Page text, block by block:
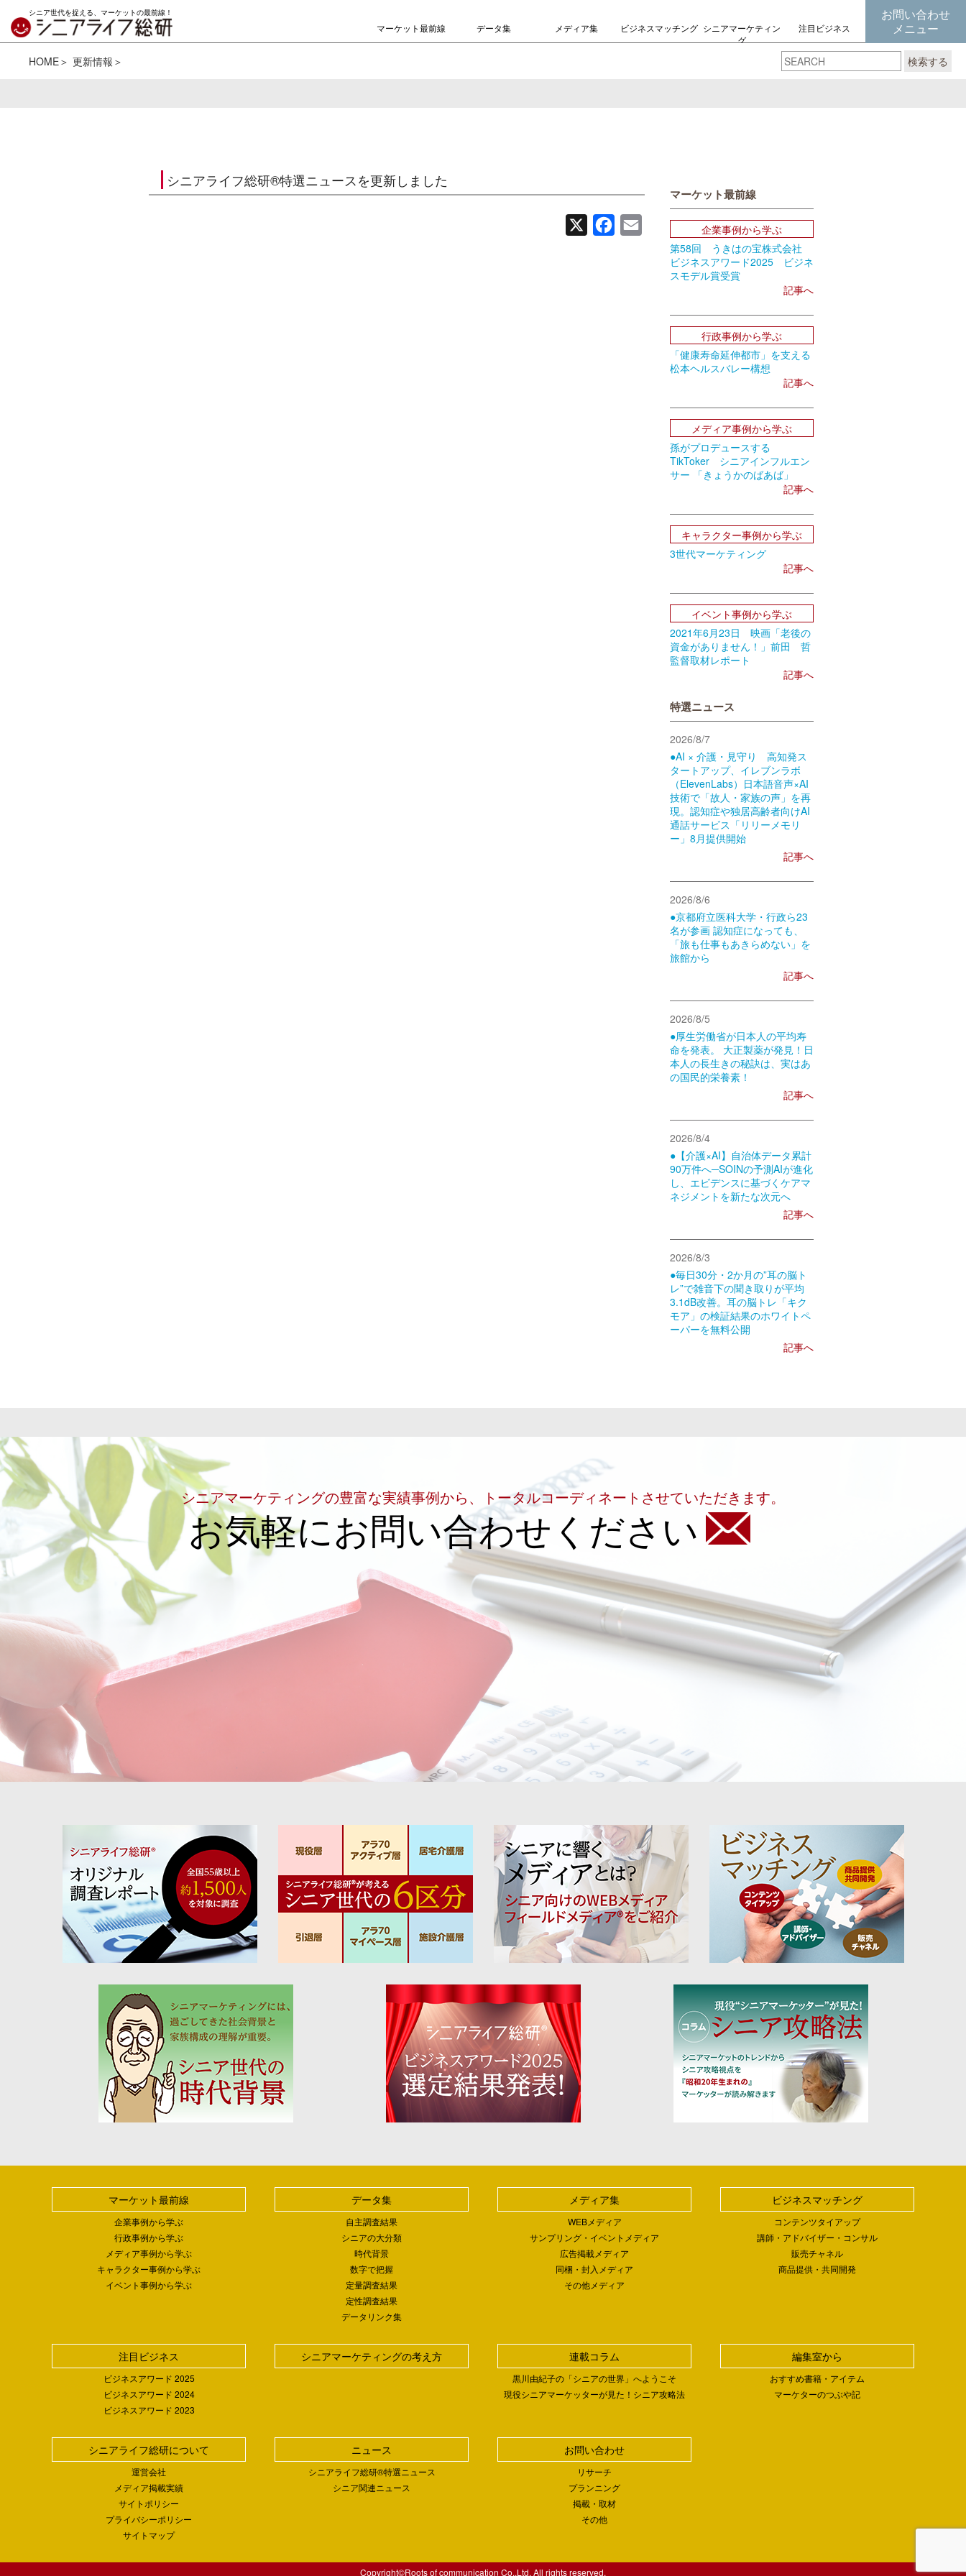
シニア世代を捉える、マーケットの最前線！
マーケット最前線 データ集 メディア集 ビジネスマッチング シニアマーケティン
グ
注目ビジネス
お問い合わせ
メニュー
HOME 更新情報 検索する
シニアライフ総研®特選ニュースを更新しました
FacebookEmail
マーケット最前線
企業事例から学ぶ
第58回 うきはの宝株式会社
ビジネスアワード2025 ビジネ
スモデル賞受賞
記事へ
行政事例から学ぶ
「健康寿命延伸都市」を支える
松本ヘルスバレー構想
記事へ
メディア事例から学ぶ
孫がプロデュースする
TikToker シニアインフルエン
サー 「きょうかのばあば」
記事へ
キャラクター事例から学ぶ
3世代マーケティング
記事へ
イベント事例から学ぶ
2021年6月23日 映画「老後の
資金がありません！」前田 哲
監督取材レポート
記事へ
特選ニュース
2026/8/7
●AI × 介護・見守り 高知発ス
タートアップ、イレブンラボ
（ElevenLabs）日本語音声×AI
技術で「故人・家族の声」を再
現。認知症や独居高齢者向けAI
通話サービス「リリーメモリ
ー」8月提供開始
記事へ
2026/8/6
●京都府立医科大学・行政ら23
名が参画 認知症になっても、
「旅も仕事もあきらめない」を
旅館から
記事へ
2026/8/5
●厚生労働省が日本人の平均寿
命を発表。 大正製薬が発見！日
本人の長生きの秘訣は、実はあ
の国民的栄養素！
記事へ
2026/8/4
●【介護×AI】自治体データ累計
90万件へ─SOINの予測AIが進化
し、エビデンスに基づくケアマ
ネジメントを新たな次元へ
記事へ
2026/8/3
●毎日30分・2か月の”耳の脳ト
レ”で雑音下の聞き取りが平均
3.1dB改善。耳の脳トレ「キク
モア」の検証結果のホワイトペ
ーパーを無料公開
記事へ
シニアマーケティングの豊富な実績事例から、トータルコーディネートさせていただきます。
お気軽にお問い合わせください
マーケット最前線
企業事例から学ぶ
行政事例から学ぶ
メディア事例から学ぶ
キャラクター事例から学ぶ
イベント事例から学ぶ
データ集
自主調査結果
シニアの大分類
時代背景
数字で把握
定量調査結果
定性調査結果
データリンク集
メディア集
WEBメディア
サンプリング・イベントメディア
広告掲載メディア
同梱・封入メディア
その他メディア
ビジネスマッチング
コンテンツタイアップ
講師・アドバイザー・コンサル
販売チャネル
商品提供・共同開発
注目ビジネス
ビジネスアワード 2025
ビジネスアワード 2024
ビジネスアワード 2023
シニアマーケティングの考え方 連載コラム
黒川由紀子の「シニアの世界」へようこそ
現役シニアマーケッターが見た！シニア攻略法
編集室から
おすすめ書籍・アイテム
マーケターのつぶや記
シニアライフ総研について
運営会社
メディア掲載実績
サイトポリシー
プライバシーポリシー
サイトマップ
ニュース
シニアライフ総研®特選ニュース
シニア関連ニュース
お問い合わせ
リサーチ
プランニング
掲載・取材
その他
Copyright©Roots of communication Co.,Ltd. All rights reserved.